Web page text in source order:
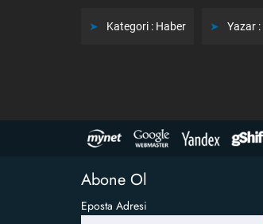
Kategori : Haber Yazar :
Abone Ol
Eposta Adresi